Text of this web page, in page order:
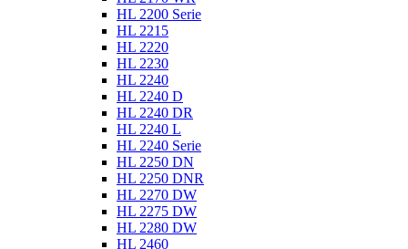
HL 2200 Serie
HL 2215
HL 2220
HL 2230
HL 2240
HL 2240 D
HL 2240 DR
HL 2240 L
HL 2240 Serie
HL 2250 DN
HL 2250 DNR
HL 2270 DW
HL 2275 DW
HL 2280 DW
HL 2460